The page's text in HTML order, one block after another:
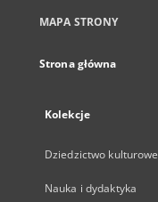
MAPA STRONY
Strona główna
Kolekcje
Dziedzictwo kulturowe
Nauka i dydaktyka